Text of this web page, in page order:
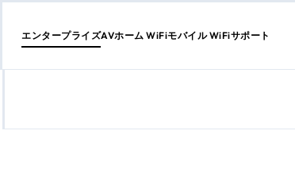
コ
エンタープライズAVホーム WiFiモバイル WiFiサポート